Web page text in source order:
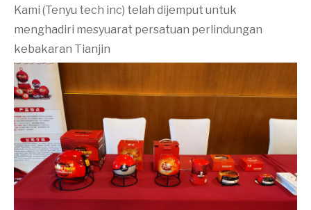
Kami (Tenyu tech inc) telah dijemput untuk
menghadiri mesyuarat persatuan perlindungan
kebakaran Tianjin